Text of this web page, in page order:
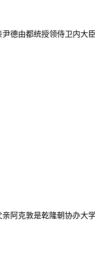
德由都统授领侍卫内大
阿克敦是乾隆朝协办大